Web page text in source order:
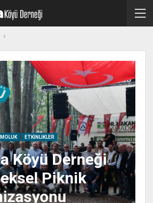
ETKINLIKLER
Köyü Derneği
Piknik